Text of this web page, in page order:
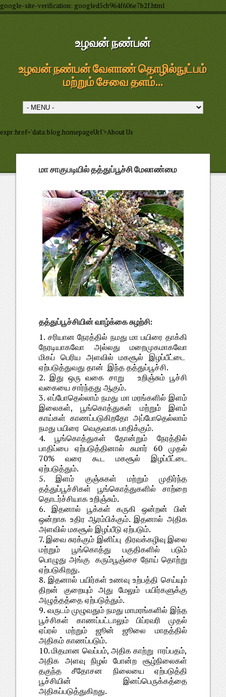
google-site-verification: googled5cb964f606e7b2f.html
உழவன் நண்பன்
உழவன் நண்பன் வேளாண் தொழில்நுட்பம்
மற்றும் சேவை தளம்...
expr:href='data:blog.homepageUrl'>About Us
மா சாகுபடியில் தத்துப்பூச்சி மேலாண்மை
தத்துப்பூச்சியின் வாழ்க்கை சுழற்சி:
1. சரியான நேரத்தில் நமது மா பயிரை தாக்கி
நேரடியாகவோ அல்லது மறைமுகமாகவோ
மிகப் பெரிய அளவில் மகசூல் இழப்பீட்டை
ஏற்படுத்துவது தான் இந்த தத்துப்பூச்சி.
2. இது ஒரு வகை சாறு உறிஞ்சும் பூச்சி
வகையை சார்ந்தது ஆகும்.
3. எப்போதெல்லாம் நமது மா மரங்களில் இளம்
இலைகள், பூங்கொத்துகள் மற்றும் இளம்
காய்கள் காணப்படுகிறதோ அப்போதெல்லாம்
நமது பயிரை வெகுவாக பாதிக்கும்.
4. பூங்கொத்துகள் தோன்றும் நேரத்தில்
பாதிப்பை ஏற்படுத்தினால் சுமார் 60 முதல்
70% வரை கூட மகசூல் இழப்பீட்டை
ஏற்படுத்தும்.
5. இளம் குஞ்சுகள் மற்றும் முதிர்ந்த
தத்துப்பூச்சிகள் பூங்கொத்துகளில் சாற்றை
தொடர்ச்சியாக உறிஞ்சும்.
6. இதனால் பூக்கள் கருகி ஒன்றன் பின்
ஒன்றாக உதிர ஆரம்பிக்கும். இதனால் அதிக
அளவில் மகசூல் இழப்பீடு ஏற்படும்.
7. இவை சுரக்கும் இனிப்பு திரவக்கழிவு இலை
மற்றும் பூங்கொத்து பகுதிகளில் படும்
பொழுது அங்கு கரும்பூஞ்சை நோய் தொற்று
ஏற்படுகிறது.
8. இதனால் பயிர்கள் உணவு உற்பத்தி செய்யும்
திறன் குறையும் அது மேலும் பயிர்களுக்கு
அழுத்தத்தை ஏற்படுத்தும்.
9. வருடம் முழுவதும் நமது மாமரங்களில் இந்த
பூச்சிகள் காணப்பட்டாலும் பிப்ரவரி முதல்
ஏப்ரல் மற்றும் ஜூன் ஜூலை மாதத்தில்
அதிகம் காணப்படும்.
10. மிதமான வெப்பம், அதிக காற்று ஈரப்பதம்,
அதிக அளவு நிழல் போன்ற சூழ்நிலைகள்
தகுந்த சீதோசன நிலையை ஏற்படுத்தி
பூச்சியின் இனப்பெருக்கத்தை
அதிகப்படுத்துகிறது.